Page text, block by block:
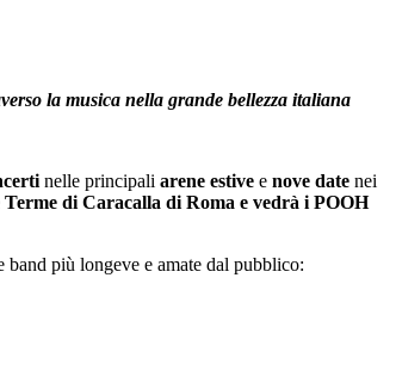
la musica nella grande bellezza italiana
nelle principali arene estive e nove date nei
di Caracalla di Roma e vedrà i POOH
band più longeve e amate dal pubblico: